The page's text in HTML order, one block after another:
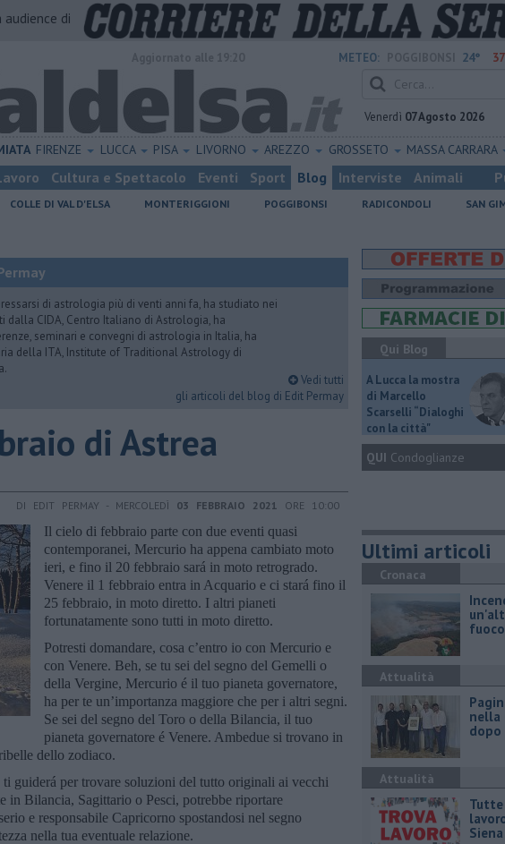
di
METEO: 24°
Venerdì 07 Agosto 2026
FIRENZE LUCCA PISA LIVORNO AREZZO GROSSETO MASSA CARRARA
Cultura e Spettacolo Eventi Sport Blog Interviste Animali
COLLE DI VAL D'ELSA MONTERIGGIONI POGGIBONSI RADICONDOLI
SAN
di astrologia più di venti anni fa, ha studiato nei
dalla CIDA, Centro Italiano di Astrologia, ha
seminari e convegni di astrologia in Italia, ha
della ITA, Institute of Traditional Astrology di
Vedi tutti
gli articoli del blog di Edit Permay
di Astrea
DI EDIT PERMAY - MERCOLEDÌ 03 FEBBRAIO 2021 ORE 10:00
Il cielo di febbraio parte con due eventi quasi
contemporanei, Mercurio ha appena cambiato moto
ieri, e fino il 20 febbraio sará in moto retrogrado.
Venere il 1 febbraio entra in Acquario e ci stará fino il
25 febbraio, in moto diretto. I altri pianeti
fortunatamente sono tutti in moto diretto.
Potresti domandare, cosa c’entro io con Mercurio e
con Venere. Beh, se tu sei del segno del Gemelli o
della Vergine, Mercurio é il tuo pianeta governatore,
ha per te un’importanza maggiore che per i altri segni.
Se sei del segno del Toro o della Bilancia, il tuo
pianeta governatore é Venere. Ambedue si trovano in
dello zodiaco.
guiderá per trovare soluzioni del tutto originali ai vecchi
in Bilancia, Sagittario o Pesci, potrebbe riportare
e responsabile Capricorno spostandosi nel segno
nella tua eventuale relazione.
Qui Blog
A Lucca la mostra
di Marcello
Scarselli “Dialoghi
con la città"
QUI Condoglianze
Ultimi articoli
Cronaca
fuoco
Attualità
nella
dopo
Attualità
Siena